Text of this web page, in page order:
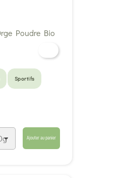
Sportifs
Ajouter au panier